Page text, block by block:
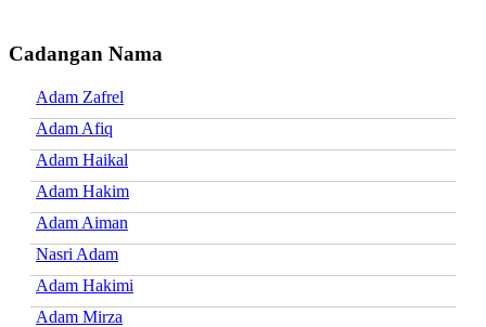
Cadangan Nama
Adam Zafrel
Adam Afiq
Adam Haikal
Adam Hakim
Adam Aiman
Nasri Adam
Adam Hakimi
Adam Mirza